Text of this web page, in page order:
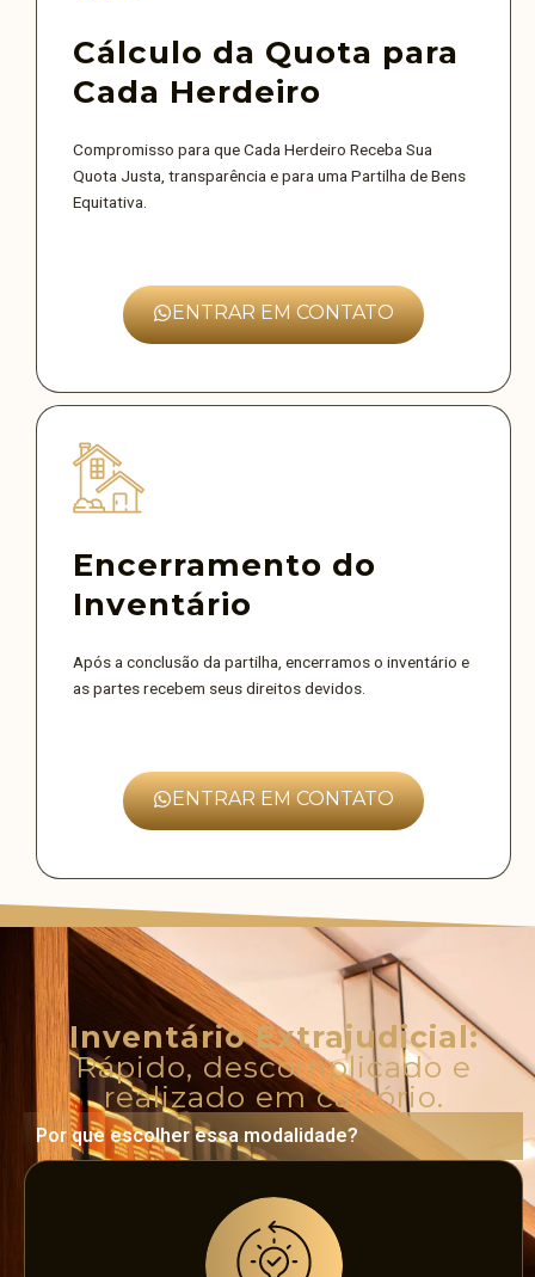
Cálculo da Quota para
Cada Herdeiro
Compromisso para que Cada Herdeiro Receba Sua
Quota Justa, transparência e para uma Partilha de Bens
Equitativa.
ENTRAR EM CONTATO
Encerramento do
Inventário
Após a conclusão da partilha, encerramos o inventário e
as partes recebem seus direitos devidos.
ENTRAR EM CONTATO
Inventário Extrajudicial:
Rápido, descomplicado e
realizado em cartório.
Por que escolher essa modalidade?